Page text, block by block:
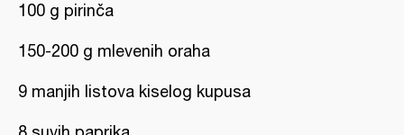
100 g pirinča
150-200 g mlevenih oraha
9 manjih listova kiselog kupusa